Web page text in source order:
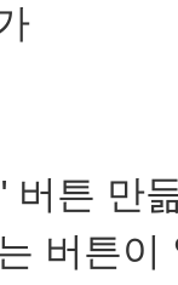
버튼 만
버튼이